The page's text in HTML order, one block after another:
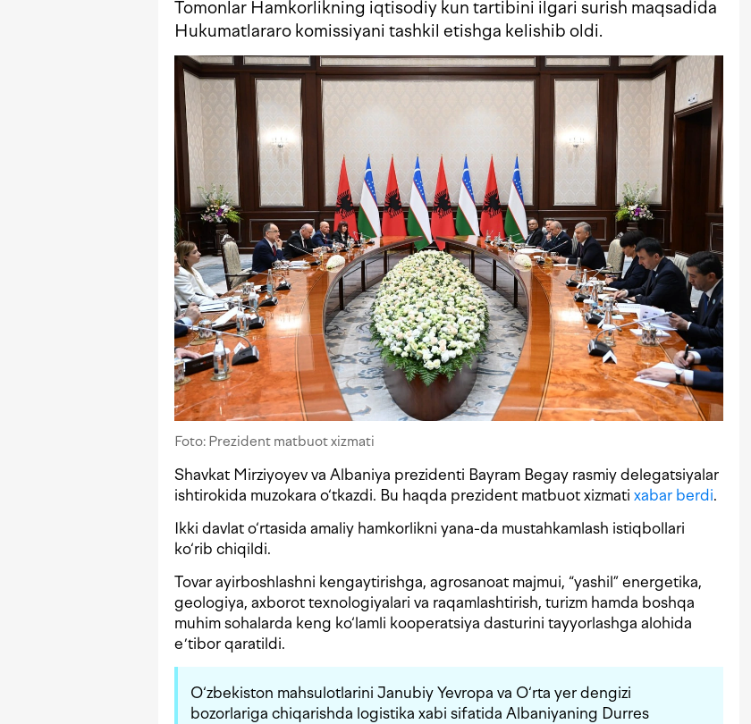
Tomonlar Hamkorlikning iqtisodiy kun tartibini ilgari surish maqsadida
Hukumatlararo komissiyani tashkil etishga kelishib oldi.
Foto: Prezident matbuot xizmati
Shavkat Mirziyoyev va Albaniya prezidenti Bayram Begay rasmiy delegatsiyalar
ishtirokida muzokara o‘tkazdi. Bu haqda prezident matbuot xizmati xabar berdi.
Ikki davlat o‘rtasida amaliy hamkorlikni yana-da mustahkamlash istiqbollari
ko‘rib chiqildi.
Tovar ayirboshlashni kengaytirishga, agrosanoat majmui, “yashil” energetika,
geologiya, axborot texnologiyalari va raqamlashtirish, turizm hamda boshqa
muhim sohalarda keng ko‘lamli kooperatsiya dasturini tayyorlashga alohida
eʼtibor qaratildi.
O‘zbekiston mahsulotlarini Janubiy Yevropa va O‘rta yer dengizi
bozorlariga chiqarishda logistika xabi sifatida Albaniyaning Durres